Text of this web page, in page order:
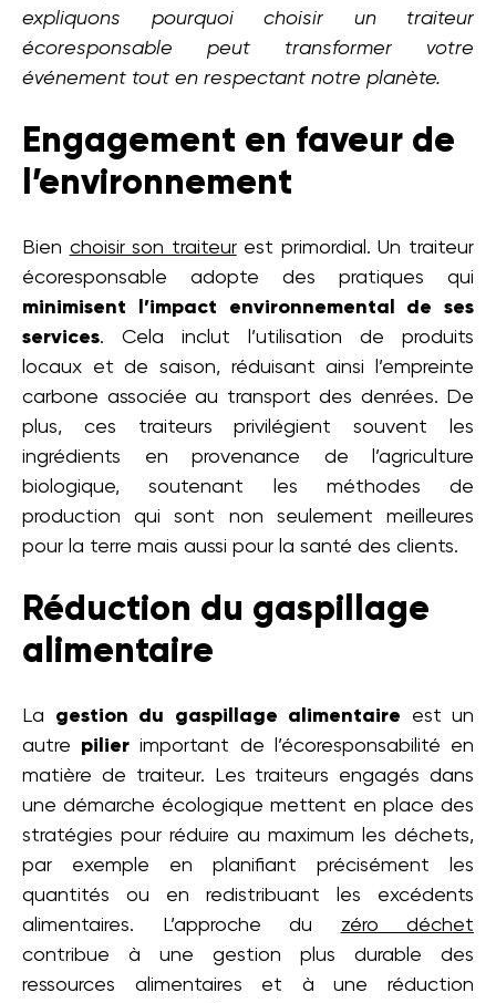
expliquons pourquoi choisir un traiteur
écoresponsable peut transformer votre
événement tout en respectant notre planète.
Engagement en faveur de
l’environnement
Bien choisir son traiteurest primordial. Un traiteur
écoresponsable adopte des pratiques qui
minimisent l’impact environnemental de ses
services. Cela inclut l’utilisation de produits
locaux et de saison, réduisant ainsi l’empreinte
carbone associée au transport des denrées. De
plus, ces traiteurs privilégient souvent les
ingrédients en provenance de l’agriculture
biologique, soutenant les méthodes de
production qui sont non seulement meilleures
pour la terre mais aussi pour la santé des clients.
Réduction du gaspillage
alimentaire
La gestion du gaspillage alimentaire est un
autre pilier important de l’écoresponsabilité en
matière de traiteur. Les traiteurs engagés dans
une démarche écologique mettent en place des
stratégies pour réduire au maximum les déchets,
par exemple en planifiant précisément les
quantités ou en redistribuant les excédents
alimentaires. L’approche du zéro déchet
contribue à une gestion plus durable des
ressources alimentaires et à une réduction